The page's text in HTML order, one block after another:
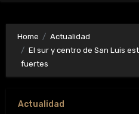
Home
Actualidad
El sur y centro de San Luis
fuertes
Actualidad